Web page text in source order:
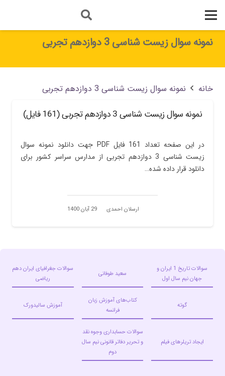
نمونه سوال زیست شناسی 3 دوازدهم تجربی
خانه نمونه سوال زیست شناسی 3 دوازدهم تجربی
نمونه سوال زیست شناسی 3 دوازدهم تجربی (161 فایل)
در این صفحه تعداد 161 فایل PDF جهت دانلود نمونه سوال
زیست شناسی 3 دوازدهم تجربی از مدارس سراسر کشور برای
دانلود قرار داده شده…
ارسلان احمدی 29 آبان 1400
سوالات تاریخ 1 ایران و
جهان نیم سال اول
سعید طوفانی
سوالات جغرافیای ایران دهم
ریاضی
گوته
کتاب‌های آموزش زبان
فرانسه
آموزش سالیدورک
ایجاد تریلرهای فیلم
سوالات حسابداری وجوه نقد
و تحریر دفاتر قانونی نیم سال
دوم